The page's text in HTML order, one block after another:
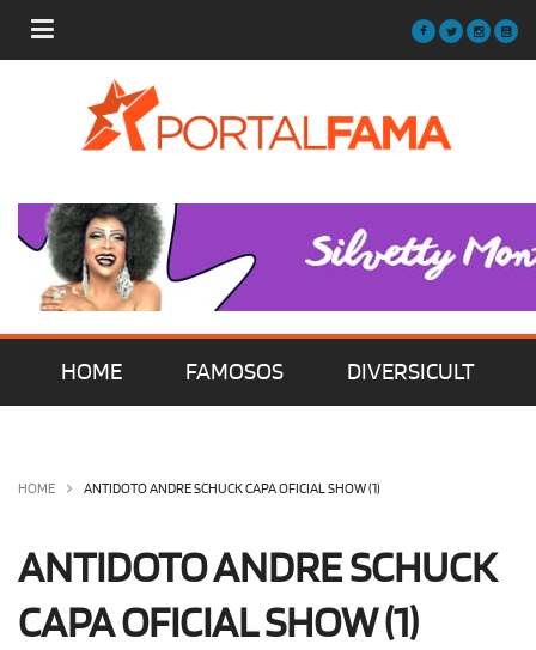
HOME FAMOSOS DIVERSICULT
OLHA ISSO! EU QUERO!
HOME ANTIDOTO ANDRE SCHUCK CAPA OFICIAL SHOW (1)
ANTIDOTO ANDRE SCHUCK
CAPA OFICIAL SHOW (1)